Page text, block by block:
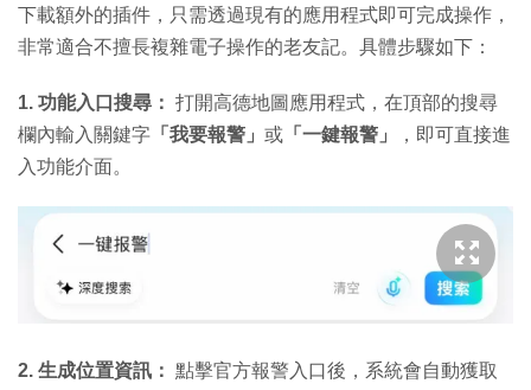
下載額外的插件，只需透過現有的應用程式即可完成操作，
非常適合不擅長複雜電子操作的老友記。具體步驟如下：
1. 功能入口搜尋： 打開高德地圖應用程式，在頂部的搜尋
欄內輸入關鍵字 「我要報警」 或 「一鍵報警」
，即可直接進
入功能介面。
2. 生成位置資訊： 點擊官方報警入口後，系統會自動獲取